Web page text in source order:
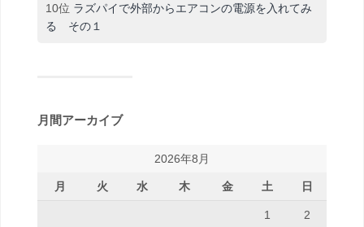
10位 ラズパイで外部からエアコンの電源を入れてみ
る その１
月間アーカイブ
2026年8月
月 火 水 木 金 土 日
1 2